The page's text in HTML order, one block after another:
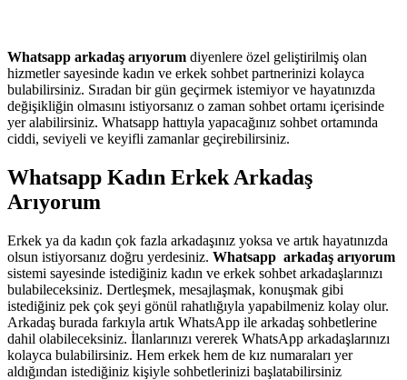
Whatsapp arkadaş arıyorum diyenlere özel geliştirilmiş olan
hizmetler sayesinde kadın ve erkek sohbet partnerinizi kolayca
bulabilirsiniz. Sıradan bir gün geçirmek istemiyor ve hayatınızda
değişikliğin olmasını istiyorsanız o zaman sohbet ortamı içerisinde
yer alabilirsiniz. Whatsapp hattıyla yapacağınız sohbet ortamında
ciddi, seviyeli ve keyifli zamanlar geçirebilirsiniz.
Whatsapp Kadın Erkek Arkadaş
Arıyorum
Erkek ya da kadın çok fazla arkadaşınız yoksa ve artık hayatınızda
olsun istiyorsanız doğru yerdesiniz. Whatsapp arkadaş arıyorum
sistemi sayesinde istediğiniz kadın ve erkek sohbet arkadaşlarınızı
bulabileceksiniz. Dertleşmek, mesajlaşmak, konuşmak gibi
istediğiniz pek çok şeyi gönül rahatlığıyla yapabilmeniz kolay olur.
Arkadaş burada farkıyla artık WhatsApp ile arkadaş sohbetlerine
dahil olabileceksiniz. İlanlarınızı vererek WhatsApp arkadaşlarınızı
kolayca bulabilirsiniz. Hem erkek hem de kız numaraları yer
aldığından istediğiniz kişiyle sohbetlerinizi başlatabilirsiniz